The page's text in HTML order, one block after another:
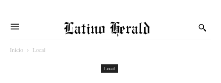
Latino Herald
Inicio Local
Local